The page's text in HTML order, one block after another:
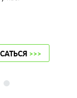
>>>